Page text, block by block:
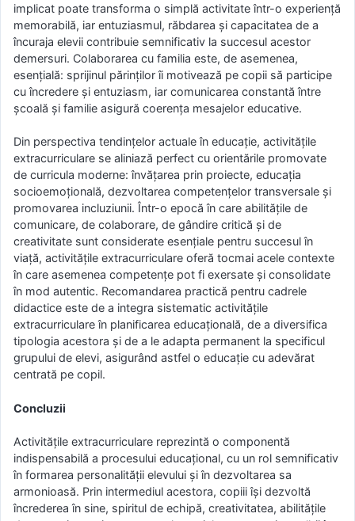
implicat poate transforma o simplă activitate într-o experiență
memorabilă, iar entuziasmul, răbdarea și capacitatea de a
încuraja elevii contribuie semnificativ la succesul acestor
demersuri. Colaborarea cu familia este, de asemenea,
esențială: sprijinul părinților îi motivează pe copii să participe
cu încredere și entuziasm, iar comunicarea constantă între
școală și familie asigură coerența mesajelor educative.
Din perspectiva tendințelor actuale în educație, activitățile
extracurriculare se aliniază perfect cu orientările promovate
de curricula moderne: învățarea prin proiecte, educația
socioemoțională, dezvoltarea competențelor transversale și
promovarea incluziunii. Într-o epocă în care abilitățile de
comunicare, de colaborare, de gândire critică și de
creativitate sunt considerate esențiale pentru succesul în
viață, activitățile extracurriculare oferă tocmai acele contexte
în care asemenea competențe pot fi exersate și consolidate
în mod autentic. Recomandarea practică pentru cadrele
didactice este de a integra sistematic activitățile
extracurriculare în planificarea educațională, de a diversifica
tipologia acestora și de a le adapta permanent la specificul
grupului de elevi, asigurând astfel o educație cu adevărat
centrată pe copil.
Concluzii
Activitățile extracurriculare reprezintă o componentă
indispensabilă a procesului educațional, cu un rol semnificativ
în formarea personalității elevului și în dezvoltarea sa
armonioasă. Prin intermediul acestora, copiii își dezvoltă
încrederea în sine, spiritul de echipă, creativitatea, abilitățile